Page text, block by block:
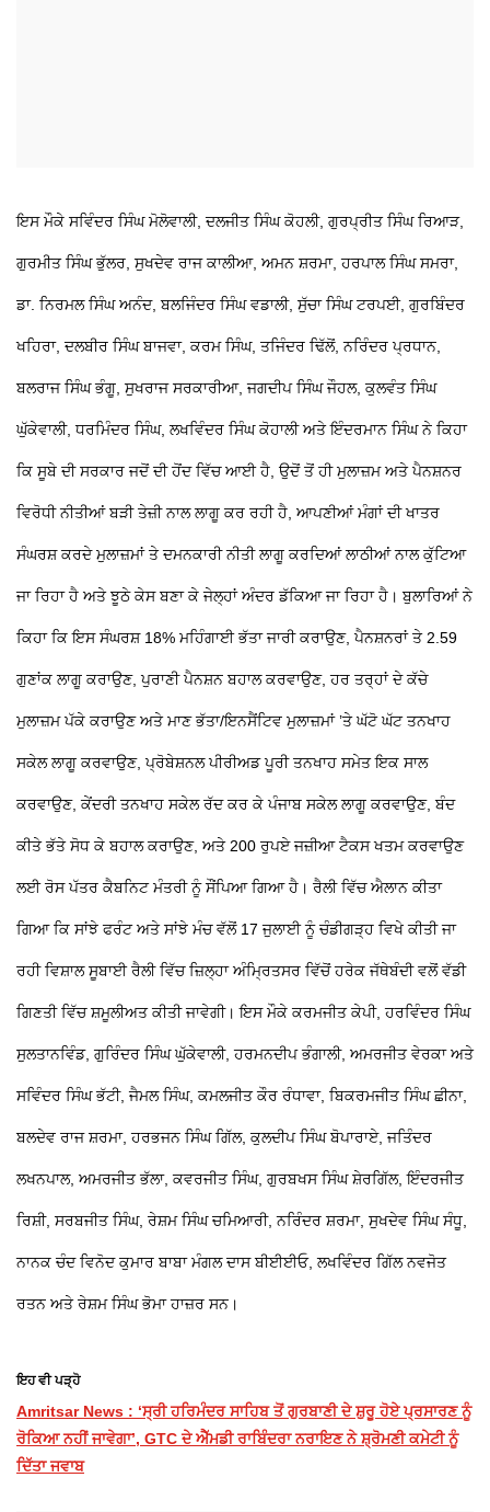
ਇਸ ਮੌਕੇ ਸਵਿੰਦਰ ਸਿੰਘ ਮੋਲੋਵਾਲੀ, ਦਲਜੀਤ ਸਿੰਘ ਕੋਹਲੀ, ਗੁਰਪ੍ਰੀਤ ਸਿੰਘ ਰਿਆੜ,
ਗੁਰਮੀਤ ਸਿੰਘ ਭੁੱਲਰ, ਸੁਖਦੇਵ ਰਾਜ ਕਾਲੀਆ, ਅਮਨ ਸ਼ਰਮਾ, ਹਰਪਾਲ ਸਿੰਘ ਸਮਰਾ,
ਡਾ. ਨਿਰਮਲ ਸਿੰਘ ਅਨੰਦ, ਬਲਜਿੰਦਰ ਸਿੰਘ ਵਡਾਲੀ, ਸੁੱਚਾ ਸਿੰਘ ਟਰਪਈ, ਗੁਰਬਿੰਦਰ
ਖਹਿਰਾ, ਦਲਬੀਰ ਸਿੰਘ ਬਾਜਵਾ, ਕਰਮ ਸਿੰਘ, ਤਜਿੰਦਰ ਢਿੱਲੋਂ, ਨਰਿੰਦਰ ਪ੍ਰਧਾਨ,
ਬਲਰਾਜ ਸਿੰਘ ਭੰਗੂ, ਸੁਖਰਾਜ ਸਰਕਾਰੀਆ, ਜਗਦੀਪ ਸਿੰਘ ਜੌਹਲ, ਕੁਲਵੰਤ ਸਿੰਘ
ਘੁੱਕੇਵਾਲੀ, ਧਰਮਿੰਦਰ ਸਿੰਘ, ਲਖਵਿੰਦਰ ਸਿੰਘ ਕੋਹਾਲੀ ਅਤੇ ਇੰਦਰਮਾਨ ਸਿੰਘ ਨੇ ਕਿਹਾ
ਕਿ ਸੂਬੇ ਦੀ ਸਰਕਾਰ ਜਦੋਂ ਦੀ ਹੋਂਦ ਵਿੱਚ ਆਈ ਹੈ, ਉਦੋਂ ਤੋਂ ਹੀ ਮੁਲਾਜ਼ਮ ਅਤੇ ਪੈਨਸ਼ਨਰ
ਵਿਰੋਧੀ ਨੀਤੀਆਂ ਬੜੀ ਤੇਜ਼ੀ ਨਾਲ ਲਾਗੂ ਕਰ ਰਹੀ ਹੈ, ਆਪਣੀਆਂ ਮੰਗਾਂ ਦੀ ਖਾਤਰ
ਸੰਘਰਸ਼ ਕਰਦੇ ਮੁਲਾਜ਼ਮਾਂ ਤੇ ਦਮਨਕਾਰੀ ਨੀਤੀ ਲਾਗੂ ਕਰਦਿਆਂ ਲਾਠੀਆਂ ਨਾਲ ਕੁੱਟਿਆ
ਜਾ ਰਿਹਾ ਹੈ ਅਤੇ ਝੂਠੇ ਕੇਸ ਬਣਾ ਕੇ ਜੇਲ੍ਹਾਂ ਅੰਦਰ ਡੱਕਿਆ ਜਾ ਰਿਹਾ ਹੈ। ਬੁਲਾਰਿਆਂ ਨੇ
ਕਿਹਾ ਕਿ ਇਸ ਸੰਘਰਸ਼ 18% ਮਹਿੰਗਾਈ ਭੱਤਾ ਜਾਰੀ ਕਰਾਉਣ, ਪੈਨਸ਼ਨਰਾਂ ਤੇ 2.59
ਗੁਣਾਂਕ ਲਾਗੂ ਕਰਾਉਣ, ਪੁਰਾਣੀ ਪੈਨਸ਼ਨ ਬਹਾਲ ਕਰਵਾਉਣ, ਹਰ ਤਰ੍ਹਾਂ ਦੇ ਕੱਚੇ
ਮੁਲਾਜ਼ਮ ਪੱਕੇ ਕਰਾਉਣ ਅਤੇ ਮਾਣ ਭੱਤਾ/ਇਨਸੈਂਟਿਵ ਮੁਲਾਜ਼ਮਾਂ ’ਤੇ ਘੱਟੋ ਘੱਟ ਤਨਖਾਹ
ਸਕੇਲ ਲਾਗੂ ਕਰਵਾਉਣ, ਪ੍ਰੋਬੇਸ਼ਨਲ ਪੀਰੀਅਡ ਪੂਰੀ ਤਨਖਾਹ ਸਮੇਤ ਇਕ ਸਾਲ
ਕਰਵਾਉਣ, ਕੇਂਦਰੀ ਤਨਖਾਹ ਸਕੇਲ ਰੱਦ ਕਰ ਕੇ ਪੰਜਾਬ ਸਕੇਲ ਲਾਗੂ ਕਰਵਾਉਣ, ਬੰਦ
ਕੀਤੇ ਭੱਤੇ ਸੋਧ ਕੇ ਬਹਾਲ ਕਰਾਉਣ, ਅਤੇ 200 ਰੁਪਏ ਜਜ਼ੀਆ ਟੈਕਸ ਖਤਮ ਕਰਵਾਉਣ
ਲਈ ਰੋਸ ਪੱਤਰ ਕੈਬਨਿਟ ਮੰਤਰੀ ਨੂੰ ਸੌਂਪਿਆ ਗਿਆ ਹੈ। ਰੈਲੀ ਵਿੱਚ ਐਲਾਨ ਕੀਤਾ
ਗਿਆ ਕਿ ਸਾਂਝੇ ਫਰੰਟ ਅਤੇ ਸਾਂਝੇ ਮੰਚ ਵੱਲੋਂ 17 ਜੁਲਾਈ ਨੂੰ ਚੰਡੀਗੜ੍ਹ ਵਿਖੇ ਕੀਤੀ ਜਾ
ਰਹੀ ਵਿਸ਼ਾਲ ਸੂਬਾਈ ਰੈਲੀ ਵਿੱਚ ਜ਼ਿਲ੍ਹਾ ਅੰਮ੍ਰਿਤਸਰ ਵਿੱਚੋਂ ਹਰੇਕ ਜੱਥੇਬੰਦੀ ਵਲੋਂ ਵੱਡੀ
ਗਿਣਤੀ ਵਿੱਚ ਸ਼ਮੂਲੀਅਤ ਕੀਤੀ ਜਾਵੇਗੀ। ਇਸ ਮੌਕੇ ਕਰਮਜੀਤ ਕੇਪੀ, ਹਰਵਿੰਦਰ ਸਿੰਘ
ਸੁਲਤਾਨਵਿੰਡ, ਗੁਰਿੰਦਰ ਸਿੰਘ ਘੁੱਕੇਵਾਲੀ, ਹਰਮਨਦੀਪ ਭੰਗਾਲੀ, ਅਮਰਜੀਤ ਵੇਰਕਾ ਅਤੇ
ਸਵਿੰਦਰ ਸਿੰਘ ਭੱਟੀ, ਜੈਮਲ ਸਿੰਘ, ਕਮਲਜੀਤ ਕੌਰ ਰੰਧਾਵਾ, ਬਿਕਰਮਜੀਤ ਸਿੰਘ ਛੀਨਾ,
ਬਲਦੇਵ ਰਾਜ ਸ਼ਰਮਾ, ਹਰਭਜਨ ਸਿੰਘ ਗਿੱਲ, ਕੁਲਦੀਪ ਸਿੰਘ ਬੋਪਾਰਾਏ, ਜਤਿੰਦਰ
ਲਖਨਪਾਲ, ਅਮਰਜੀਤ ਭੱਲਾ, ਕਵਰਜੀਤ ਸਿੰਘ, ਗੁਰਬਖਸ ਸਿੰਘ ਸ਼ੇਰਗਿੱਲ, ਇੰਦਰਜੀਤ
ਰਿਸ਼ੀ, ਸਰਬਜੀਤ ਸਿੰਘ, ਰੇਸ਼ਮ ਸਿੰਘ ਚਮਿਆਰੀ, ਨਰਿੰਦਰ ਸ਼ਰਮਾ, ਸੁਖਦੇਵ ਸਿੰਘ ਸੰਧੂ,
ਨਾਨਕ ਚੰਦ ਵਿਨੋਦ ਕੁਮਾਰ ਬਾਬਾ ਮੰਗਲ ਦਾਸ ਬੀਈਈਓ, ਲਖਵਿੰਦਰ ਗਿੱਲ ਨਵਜੋਤ
ਰਤਨ ਅਤੇ ਰੇਸ਼ਮ ਸਿੰਘ ਭੋਮਾ ਹਾਜ਼ਰ ਸਨ।
ਇਹ ਵੀ ਪੜ੍ਹੋ
Amritsar News : ‘ਸ੍ਰੀ ਹਰਿਮੰਦਰ ਸਾਹਿਬ ਤੋਂ ਗੁਰਬਾਣੀ ਦੇ ਸ਼ੁਰੂ ਹੋਏ ਪ੍ਰਸਾਰਣ ਨੂੰ
ਰੋਕਿਆ ਨਹੀਂ ਜਾਵੇਗਾ’, GTC ਦੇ ਐੱਮਡੀ ਰਾਬਿੰਦਰਾ ਨਰਾਇਣ ਨੇ ਸ਼੍ਰੋਮਣੀ ਕਮੇਟੀ ਨੂੰ
ਦਿੱਤਾ ਜਵਾਬ